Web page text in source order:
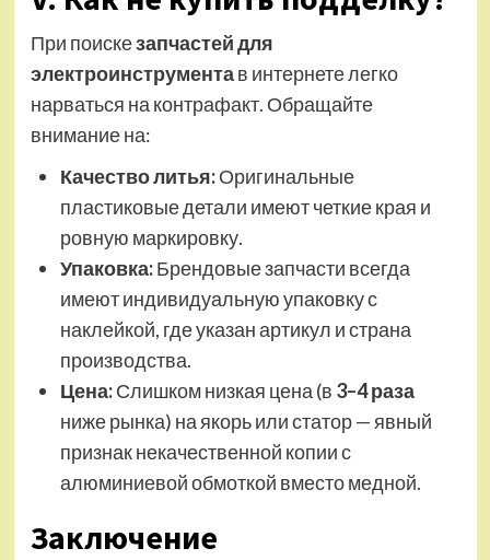
При поискезапчастей для
электроинструментав интернете легко
нарваться на контрафакт. Обращайте
внимание на:
Качество литья:Оригинальные
пластиковые детали имеют четкие края и
ровную маркировку.
Упаковка:Брендовые запчасти всегда
имеют индивидуальную упаковку с
наклейкой, где указан артикул и страна
производства.
Цена:Слишком низкая цена (в 3–4 раза
ниже рынка) на якорь или статор — явный
признак некачественной копии с
алюминиевой обмоткой вместо медной.
Заключение